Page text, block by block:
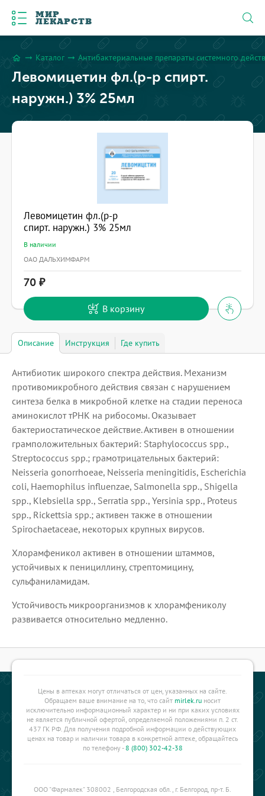
МИР
ЛЕКАРСТВ
home arrow_right_alt Каталог arrow_right_alt Антибактериальные препараты системного
Левомицетин фл.(р-р спирт.
наружн.) 3% 25мл
Левомицетин фл.(р-р
спирт. наружн.) 3% 25мл
В наличии
ОАО ДАЛЬХИМФАРМ
70
В корзину
Описание Инструкция Где купить
Антибиотик широкого спектра действия. Механизм
противомикробного действия связан с нарушением
синтеза белка в микробной клетке на стадии переноса
аминокислот тРНК на рибосомы. Оказывает
бактериостатическое действие. Активен в отношении
грамположительных бактерий: Staphylococcus spp.,
Streptococcus spp.; грамотрицательных бактерий:
Neisseria gonorrhoeae, Neisseria meningitidis, Escherichia
coli, Haemophilus influenzae, Salmonella spp., Shigella
spp., Klebsiella spp., Serratia spp., Yersinia spp., Proteus
spp., Rickettsia spp.; активен также в отношении
Spirochaetaceae, некоторых крупных вирусов.
Хлорамфеникол активен в отношении штаммов,
устойчивых к пенициллину, стрептомицину,
сульфаниламидам.
Устойчивость микроорганизмов к хлорамфениколу
развивается относительно медленно.
Цены в аптеках могут отличаться от цен, указанных на сайте.
Обращаем ваше внимание на то, что сайт mirlek.ru носит
исключительно информационный характер и ни при каких условиях
не является публичной офертой, определяемой положениями п. 2 ст.
437 ГК РФ. Для получения подробной информации о действующих
ценах на товар и наличии товара в конкретной аптеке, обращайтесь
по телефону -8 (800) 302-42-38
ООО "Фармалек" 308002 , Белгородская обл., г. Белгород, пр-т. Б.